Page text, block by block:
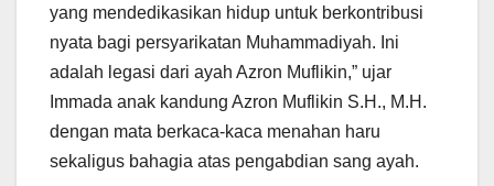
yang mendedikasikan hidup untuk berkontribusi
nyata bagi persyarikatan Muhammadiyah. Ini
adalah legasi dari ayah Azron Muflikin,” ujar
Immada anak kandung Azron Muflikin S.H., M.H.
dengan mata berkaca-kaca menahan haru
sekaligus bahagia atas pengabdian sang ayah.